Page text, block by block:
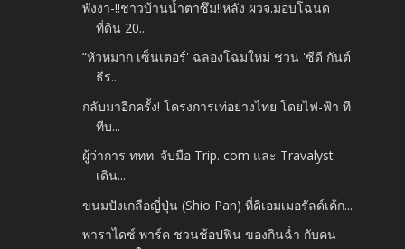
พังงา-!!ชาวบ้านน้ำตาซึม!!หลัง ผวจ.มอบโฉนด
ที่ดิน 20...
“หัวหมาก เซ็นเตอร์' ฉลองโฉมใหม่ ชวน 'ซีดี กันต์
ธีร...
กลับมาอีกครั้ง! โครงการเท่อย่างไทย โดยไฟ-ฟ้า ที
ทีบ...
ผู้ว่าการ ททท. จับมือ Trip. com และ Travalyst
เดิน...
ขนมปังเกลือญี่ปุ่น (Shio Pan) ที่ดิเอมเมอรัลด์เค้ก...
พาราไดซ์ พาร์ค ชวนช้อปฟิน ของกินฉ่ำ กับคน